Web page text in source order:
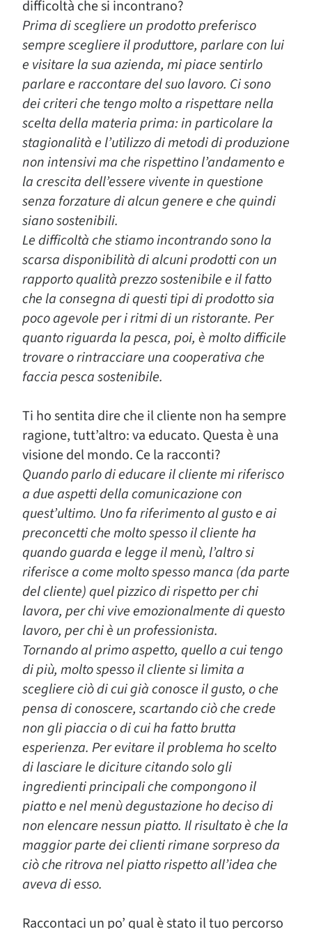
difficoltà che si incontrano?
Prima di scegliere un prodotto preferisco
sempre scegliere il produttore, parlare con lui
e visitare la sua azienda, mi piace sentirlo
parlare e raccontare del suo lavoro. Ci sono
dei criteri che tengo molto a rispettare nella
scelta della materia prima: in particolare la
stagionalità e l’utilizzo di metodi di produzione
non intensivi ma che rispettino l’andamento e
la crescita dell’essere vivente in questione
senza forzature di alcun genere e che quindi
siano sostenibili.
Le difficoltà che stiamo incontrando sono la
scarsa disponibilità di alcuni prodotti con un
rapporto qualità prezzo sostenibile e il fatto
che la consegna di questi tipi di prodotto sia
poco agevole per i ritmi di un ristorante. Per
quanto riguarda la pesca, poi, è molto difficile
trovare o rintracciare una cooperativa che
faccia pesca sostenibile.
Ti ho sentita dire che il cliente non ha sempre
ragione, tutt’altro: va educato. Questa è una
visione del mondo. Ce la racconti?
Quando parlo di educare il cliente mi riferisco
a due aspetti della comunicazione con
quest’ultimo. Uno fa riferimento al gusto e ai
preconcetti che molto spesso il cliente ha
quando guarda e legge il menù, l’altro si
riferisce a come molto spesso manca (da parte
del cliente) quel pizzico di rispetto per chi
lavora, per chi vive emozionalmente di questo
lavoro, per chi è un professionista.
Tornando al primo aspetto, quello a cui tengo
di più, molto spesso il cliente si limita a
scegliere ciò di cui già conosce il gusto, o che
pensa di conoscere, scartando ciò che crede
non gli piaccia o di cui ha fatto brutta
esperienza. Per evitare il problema ho scelto
di lasciare le diciture citando solo gli
ingredienti principali che compongono il
piatto e nel menù degustazione ho deciso di
non elencare nessun piatto. Il risultato è che la
maggior parte dei clienti rimane sorpreso da
ciò che ritrova nel piatto rispetto all’idea che
aveva di esso.
Raccontaci un po’ qual è stato il tuo percorso